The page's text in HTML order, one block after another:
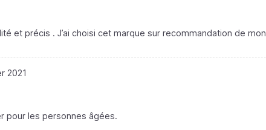
et précis . J’ai choisi cet marque sur recommandation de
2021
pour les personnes âgées.